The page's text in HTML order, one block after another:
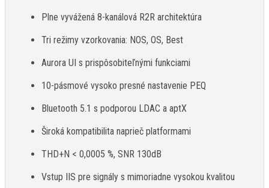
Plne vyvážená 8-kanálová R2R architektúra
Tri režimy vzorkovania: NOS, OS, Best
Aurora UI s prispôsobiteľnými funkciami
10-pásmové vysoko presné nastavenie PEQ
Bluetooth 5.1 s podporou LDAC a aptX
Široká kompatibilita naprieč platformami
THD+N < 0,0005 %, SNR 130dB
Vstup IIS pre signály s mimoriadne vysokou kvalitou